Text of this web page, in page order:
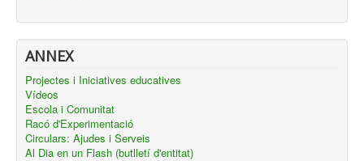
ANNEX
Projectes i Iniciatives educatives
Vídeos
Escola i Comunitat
Racó d'Experimentació
Circulars: Ajudes i Serveis
Al Dia en un Flash (butlletí d'entitat)